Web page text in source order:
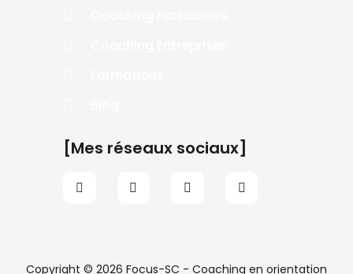
[Mes réseaux sociaux]
Copyright © 2026 Focus-SC - Coaching en orientation